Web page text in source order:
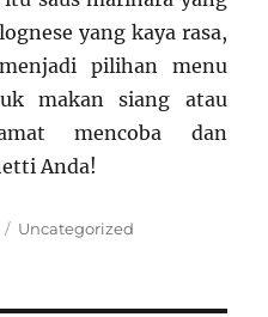
yang kaya rasa,
pilihan menu
makan siang atau
mencoba dan
Anda!
Categories
Uncategorized